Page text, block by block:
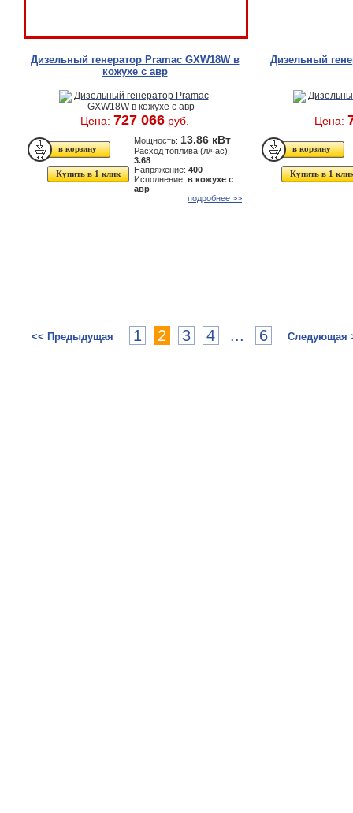
Дизельный генератор Pramac GXW18W в
кожухе с авр
Цена: 727 066 руб.
Купить в 1 клик
Мощность: 13.86 кВт
Расход топлива (л/час):
3.68
Напряжение: 400
Исполнение: в кожухе с
авр
подробнее >>
Дизельный
Цена:
Купить в 1
<< Предыдущая 1 2 3 4 ... 6 Следующая